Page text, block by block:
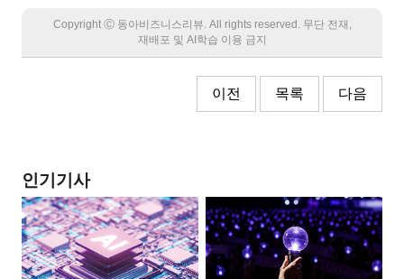
Copyright Ⓒ 동아비즈니스리뷰. All rights reserved. 무단 전재,
재배포 및 AI학습 이용 금지
이전 목록 다음
인기기사